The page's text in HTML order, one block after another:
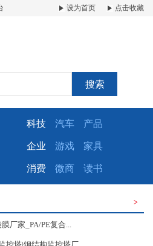
设为首页 点击收藏
搜索
科技 汽车 产品
企业 游戏 家具
消费 微商 读书
>
厂家_PA/PE复合...